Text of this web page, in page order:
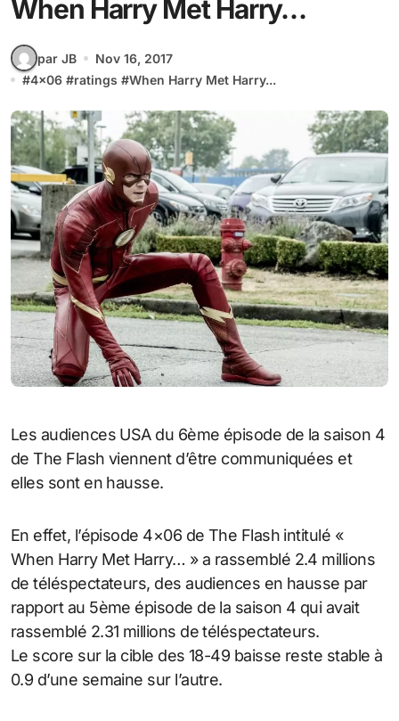
When Harry Met Harry…
par JB
Nov 16, 2017
#4x06 #ratings #When Harry Met Harry...
Les audiences USA du 6ème épisode de la saison 4
de The Flash viennent d’être communiquées et
elles sont en hausse.
En effet, l’épisode 4×06 de The Flash intitulé «
When Harry Met Harry… » a rassemblé 2.4 millions
de téléspectateurs, des audiences en hausse par
rapport au 5ème épisode de la saison 4 qui avait
rassemblé 2.31 millions de téléspectateurs.
Le score sur la cible des 18-49 baisse reste stable à
0.9 d’une semaine sur l’autre.